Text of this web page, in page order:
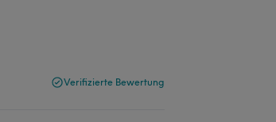
Verifizierte Bewertung